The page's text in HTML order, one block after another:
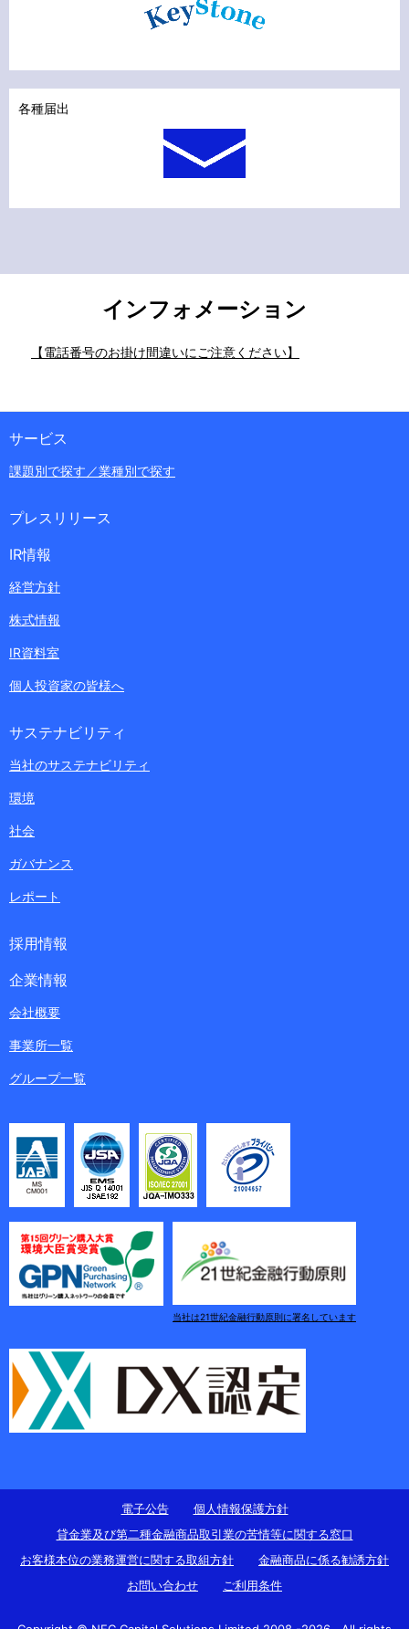
各種届出
インフォメーション
【電話番号のお掛け間違いにご注意ください】
サービス
課題別で探す／業種別で探す
プレスリリース
IR情報
経営方針
株式情報
IR資料室
個人投資家の皆様へ
サステナビリティ
当社のサステナビリティ
環境
社会
ガバナンス
レポート
採用情報
企業情報
会社概要
事業所一覧
グループ一覧
当社は21世紀金融行動原則に署名しています
電子公告
個人情報保護方針
貸⾦業及び第⼆種⾦融商品取引業の苦情等に関する窓口
お客様本位の業務運営に関する取組方針
金融商品に係る勧誘方針
お問い合わせ
ご利用条件